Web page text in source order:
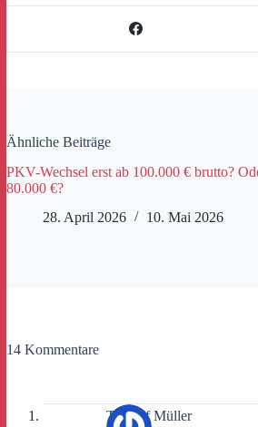
Ähnliche Beiträge
PKV-Wechsel erst ab 100.000 € brutto?
80.000 €?
28. April 2026
10. Mai 2026
14 Kommentare
Thorulf Müller